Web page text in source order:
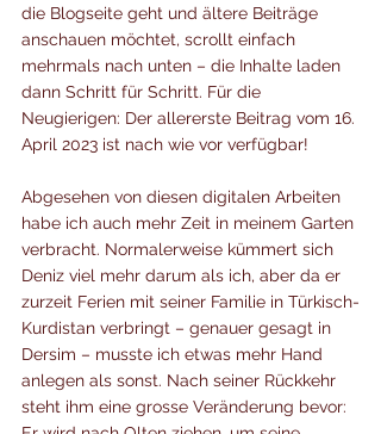
die Blogseite geht und ältere Beiträge
anschauen möchtet, scrollt einfach
mehrmals nach unten – die Inhalte laden
dann Schritt für Schritt. Für die
Neugierigen: Der allererste Beitrag vom 16.
April 2023 ist nach wie vor verfügbar!
Abgesehen von diesen digitalen Arbeiten
habe ich auch mehr Zeit in meinem Garten
verbracht. Normalerweise kümmert sich
Deniz viel mehr darum als ich, aber da er
zurzeit Ferien mit seiner Familie in Türkisch-
Kurdistan verbringt – genauer gesagt in
Dersim – musste ich etwas mehr Hand
anlegen als sonst. Nach seiner Rückkehr
steht ihm eine grosse Veränderung bevor: